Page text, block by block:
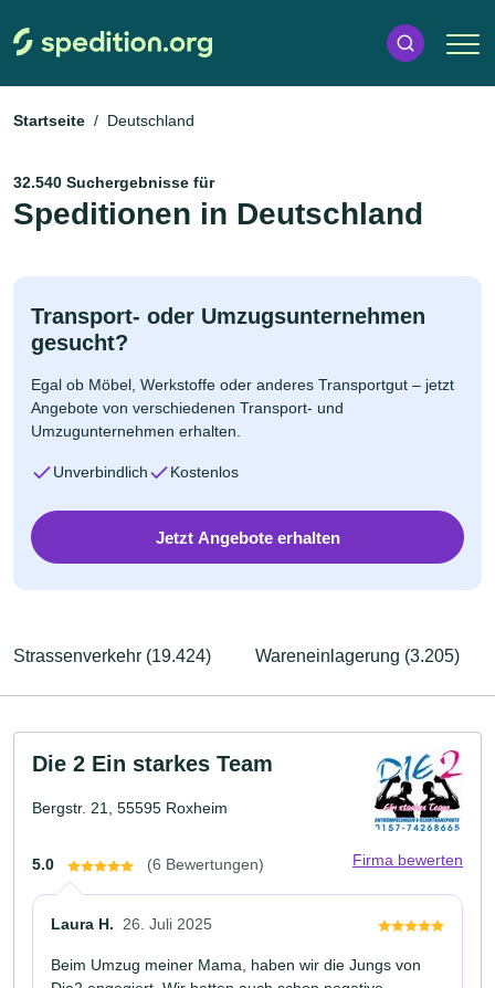
Startseite Deutschland
32.540 Suchergebnisse für
Speditionen in Deutschland
Transport- oder Umzugsunternehmen
gesucht?
Egal ob Möbel, Werkstoffe oder anderes Transportgut – jetzt
Angebote von verschiedenen Transport- und
Umzugunternehmen erhalten.
Unverbindlich Kostenlos
Jetzt Angebote erhalten
Strassenverkehr (19.424) Wareneinlagerung (3.205)
Die 2 Ein starkes Team
Bergstr. 21, 55595 Roxheim
5.0 (6 Bewertungen) Firma bewerten
Laura H. 26. Juli 2025
Beim Umzug meiner Mama, haben wir die Jungs von